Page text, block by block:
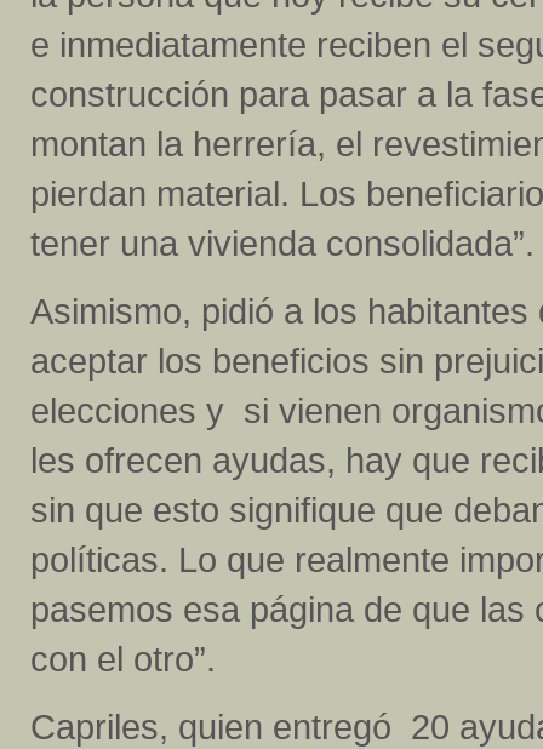
e inmediatamente reciben el
construcción para pasar a la
montan la herrería, el
pierdan material. Los
tener una vivienda consolidada”.
Asimismo, pidió a los
aceptar los beneficios sin
elecciones y si vienen
les ofrecen ayudas, hay que
sin que esto signifique que
políticas. Lo que realmente
pasemos esa página de que
con el otro”.
Capriles, quien entregó 20